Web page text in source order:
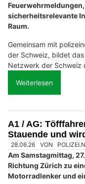
sicherheitsrelevante
Raum.
Gemeinsam mit
der Schweiz, bildet
Netzwerk der Schweiz
Weiterlesen
A1 / AG:
Stauende und
28.06.26 VON
Am Samstagmittag,
Richtung Zürich zu
Motorradlenker und